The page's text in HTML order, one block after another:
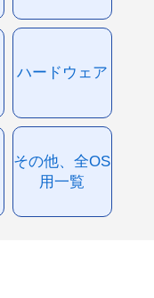
ハードウェア
その他、全OS
用一覧